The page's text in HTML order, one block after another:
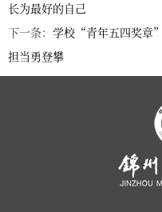
长为最好的自己
下一条： 学校“青年五四奖章
担当勇登攀